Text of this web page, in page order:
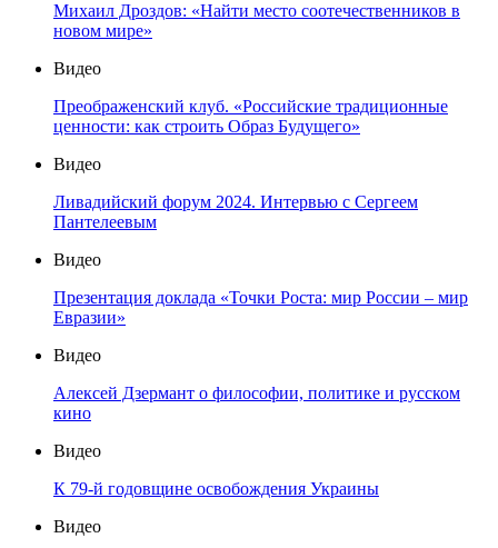
Михаил Дроздов: «Найти место соотечественников в
новом мире»
Видео
Преображенский клуб. «Российские традиционные
ценности: как строить Образ Будущего»
Видео
Ливадийский форум 2024. Интервью с Сергеем
Пантелеевым
Видео
Презентация доклада «Точки Роста: мир России – мир
Евразии»
Видео
Алексей Дзермант о философии, политике и русском
кино
Видео
К 79-й годовщине освобождения Украины
Видео